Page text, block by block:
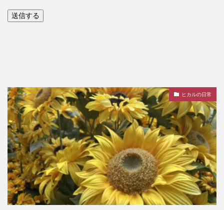
ヒカルの日常